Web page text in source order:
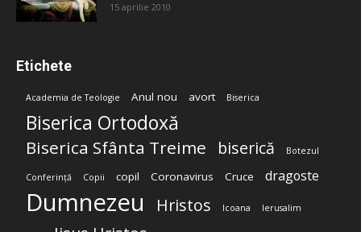
15 aprilie 2010
Etichete
Academia de Teologie Anul nou avort Biserica
Biserica Ortodoxă
Biserica Sfânta Treime biserică Botezul
Conferință Copii copil Coronavirus Cruce dragoste
Dumnezeu Hristos Icoana Ierusalim